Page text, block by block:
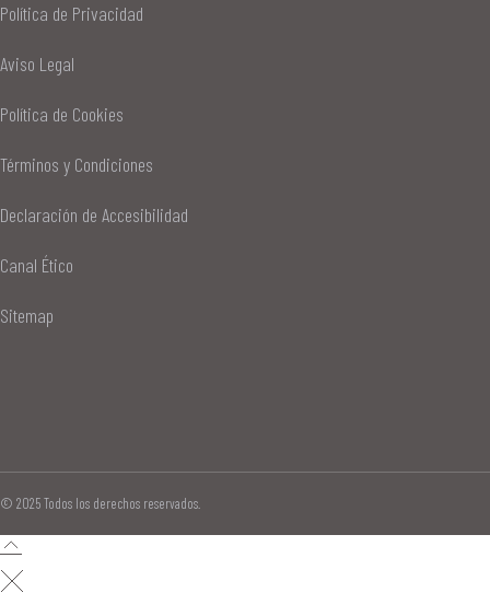
Política de Privacidad
Aviso Legal
Política de Cookies
Términos y Condiciones
Declaración de Accesibilidad
Canal Ético
Sitemap
© 2025 Todos los derechos reservados.